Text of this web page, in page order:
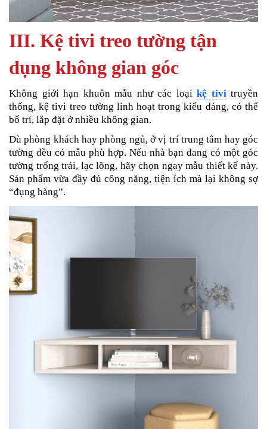
III. Kệ tivi treo tường tận
dụng không gian góc
Không giới hạn khuôn mẫu như các loại kệ tivitruyền
thống, kệ tivi treo tường linh hoạt trong kiểu dáng, có thể
bố trí, lắp đặt ở nhiều không gian.
Dù phòng khách hay phòng ngủ, ở vị trí trung tâm hay góc
tường đều có mẫu phù hợp. Nếu nhà bạn đang có một góc
tường trống trải, lạc lõng, hãy chọn ngay mẫu thiết kế này.
Sản phẩm vừa đầy đủ công năng, tiện ích mà lại không sợ
“đụng hàng”.